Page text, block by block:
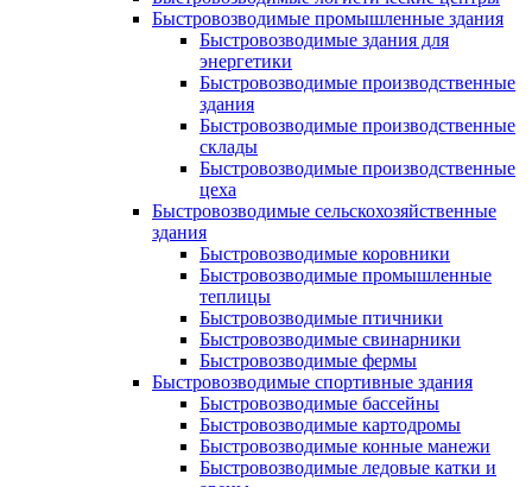
Быстровозводимые промышленные здания
Быстровозводимые здания для
энергетики
Быстровозводимые производственные
здания
Быстровозводимые производственные
склады
Быстровозводимые производственные
цеха
Быстровозводимые сельскохозяйственные
здания
Быстровозводимые коровники
Быстровозводимые промышленные
теплицы
Быстровозводимые птичники
Быстровозводимые свинарники
Быстровозводимые фермы
Быстровозводимые спортивные здания
Быстровозводимые бассейны
Быстровозводимые картодромы
Быстровозводимые конные манежи
Быстровозводимые ледовые катки и